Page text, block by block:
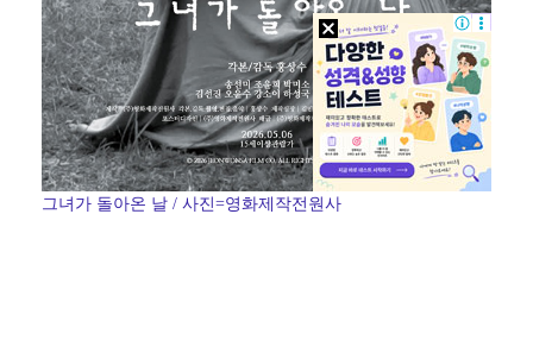
그녀가 돌아온 날 / 사진=영화제작전원사